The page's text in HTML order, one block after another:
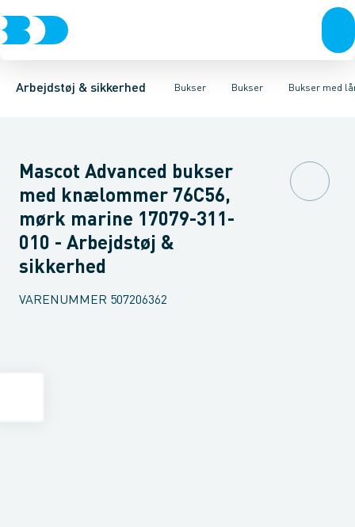
Arbejdstøj & sikkerhed Bukser
Trøjer & t-shirtsBukser Overtøj & huer Undertøj & sokkerSko
Bukser
BukserKnickers & Shorts OverallsKedeldragter Knæskånere
Bukser med
Bukser med hængelommer Bukser med lårlommer
Mascot Advanced bukser
med knælommer 76C56,
mørk marine 17079-311-
010 - Arbejdstøj &
sikkerhed
VARENUMMER 507206362